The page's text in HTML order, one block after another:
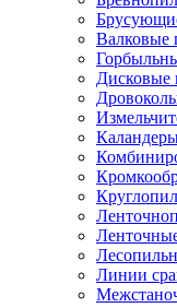
Валковые
Дисковые
Линии